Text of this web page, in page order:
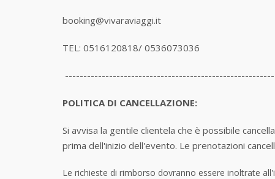
booking@vivaraviaggi.it
TEL: 0516120818/ 0536073036
---------------------------------------------------------
POLITICA DI CANCELLAZIONE:
Si avvisa la gentile clientela che è possibile
prima dell'inizio dell'evento. Le prenotazioni
Le richieste di rimborso dovranno essere inoltrate